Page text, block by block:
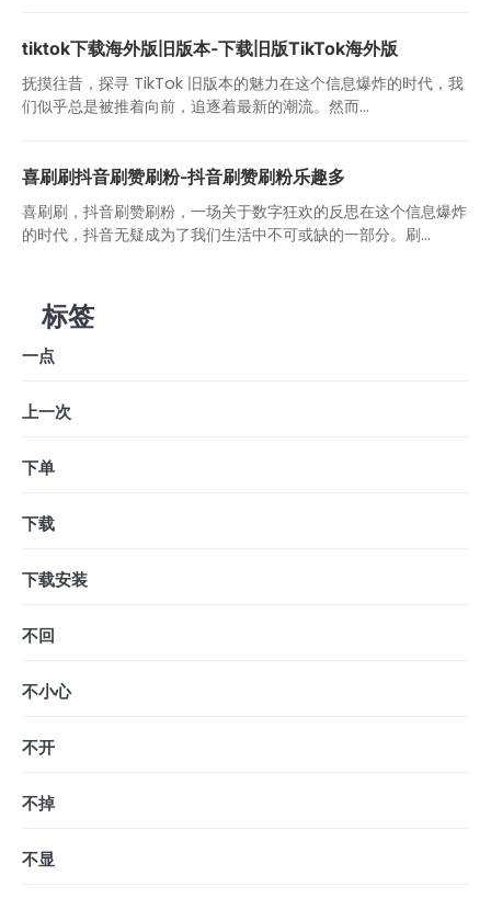
tiktok下载海外版旧版本-下载旧版TikTok海外版
抚摸往昔，探寻 TikTok 旧版本的魅力在这个信息爆炸的时代，我
们似乎总是被推着向前，追逐着最新的潮流。然而...
喜刷刷抖音刷赞刷粉-抖音刷赞刷粉乐趣多
喜刷刷，抖音刷赞刷粉，一场关于数字狂欢的反思在这个信息爆炸
的时代，抖音无疑成为了我们生活中不可或缺的一部分。刷...
标签
一点
上一次
下单
下载
下载安装
不回
不小心
不开
不掉
不显